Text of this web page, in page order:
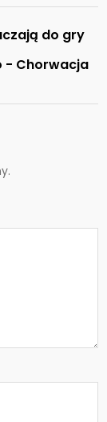
do gry
- Chorwacja